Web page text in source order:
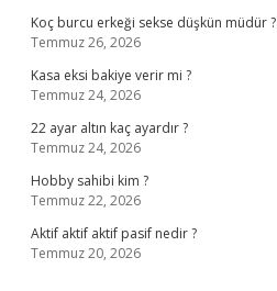
Koç burcu erkeği sekse düşkün müdür ?
Temmuz 26, 2026
Kasa eksi bakiye verir mi ?
Temmuz 24, 2026
22 ayar altın kaç ayardır ?
Temmuz 24, 2026
Hobby sahibi kim ?
Temmuz 22, 2026
Aktif aktif aktif pasif nedir ?
Temmuz 20, 2026